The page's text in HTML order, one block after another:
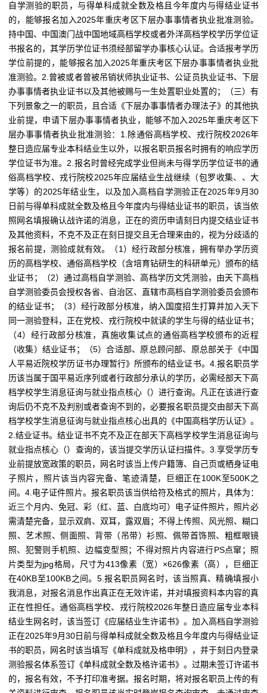
自学测验的职员，与得单科成就全数及格且今年度内与得结业证书
的，能够报名加入2025年重庆考区下层办事事情者执业批准测验。
持中国、中国澳门战中国地域高档学校或者外洋高档学校学历学位证
书报名的，其学历学位证书须经部留学办事核心认证。合适报考学历
学位前提的，能够报名加入2025年重庆考区下层办事事情者执业批
准测验。2.曾被或者曾被吊销状师执业证书、公证员执业证书、下层
办事事情者执业证书以及其他被赐与一生处置职业处置的；（三）有
下列景象之一的职员，且合适《下层办事事情者办理法子》的其他执
业前提，申请下层办事事情者执业，能够不加入2025年重庆考区下
层办事事情者执业批准测验：1.除通俗高档学校、戎行院校2026年
整日造应届专业本科结业生以外，以报名职员报名时拥有的响应学历
学位证书为准。2.报名时曾经完成学业但尚未与得学历学位证书的通
俗高档学校、戎行院校2025年应届结业生战继续（包罗收集、、大
学等）的2025年结业生，以及加入高档自学测验正在2025年9月30
日前与得单科成就全数及格且今年度内与得结业证书的职员，该当依
照网名填报确认战许诺的消息，正在的资历申请刻日内提交结业证书
及其他资料，不克不及正在刻日提交且无合理来由的，视为分歧适的
报名前提，测验成就有效。（1）经行政部分核准，拥有举办学历资
历的高档学校、通俗高档学校（含培育钻研生的科研单元）颁布的结
业证书；（2）通过高档自学测验、高档学历文凭测验，由天下高档
自学测验委员会授权各省、自治区、直辖市高档自学测验委员会颁布
的结业证书；（3）经行政部分核准，纳入国度招生打算并加入天下
同一测验登科，正在党校、戎行院校中就读的学生与得的结业证书；
（4）经行政部分核准，真施收集试点的通俗高档学校颁布的近程
（收集）结业证书；（5）合适部、原总顾问部、原总部关于《中国
人平易近院校学历证书办理暂行》所颁布的结业证书。4.报名职员学
历该当属于国平易近序列或者行政部分承认的学历，必需经部天下高
档学校学生消息征询与就业指点核心（）进行查询。凡正在该进行查
询后仍不克不及判别或者查询不到的，必要报名职员提交由部天下高
档学校学生消息征询与就业指点核心出具的《中国高档学历认证》。
2.结业证书。结业证书不克不及正在部天下高档学校学生消息征询与
就业指点核心（）查询的，该当提交学历认证扫描件。3.享受学历专
业前提放宽政策的职员，网名时该当上传户籍簿、自己页或栖身证电
子照片，照片该当内容完备、笔迹清楚，巨细正在100K至500K之
间。4.电子证件照片。报名职员该当供给符及格式的照片，具体为：
近三个月内、免冠、彩（红、蓝、白底均可）电子证件照片，照片必
需清楚完备，显示双肩、双耳，露双眉；不得上传照、风光照、糊口
照、艺术照、侧面照、背带（吊带）衫照、佩带首饰照、粗框眼镜
照、犯警则手机照、边幅变型照；不得对照片内容进行PS点窜；照
片类型为jpg格局，尺寸为413像素（宽）×626像素（高），巨细正
在40KB至100KB之间。5.报名职员网名时，该当照真、精确填报小
我消息，对报名消息作出真正在无效许诺，并对填报资料本内容的真
正在性担任。通俗高档学校、戎行院校2026年整日造应届专业本科
结业生网名时，该当签订《应届结业生许诺书》。加入高档自学测验
正在2025年9月30日前与得单科成就全数及格且今年度内与得结业证
书的职员，网名时该当填写《单科成就及格申明》，并于刻日内登录
测验报名体系签订《单科成就全数及格许诺书》。过期未签订许诺书
的，报名有效，不予打印准考据。报名时期，将对报名职员上传的有